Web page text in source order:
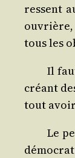
ressent
ouvrière,
tous les
Il
créant
tout
Le